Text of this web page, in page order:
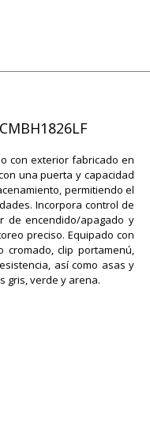
con exterior fabricado en
una puerta y capacidad
permitiendo el
Incorpora control de
de encendido/apagado y
preciso. Equipado con
clip portamenú,
así como asas y
gris, verde y arena.